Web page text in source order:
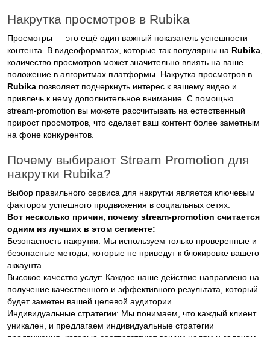
Накрутка просмотров в Rubika
Просмотры — это ещё один важный показатель успешности
контента. В видеоформатах, которые так популярны на Rubika
количество просмотров может значительно влиять на ваше
положение в алгоритмах платформы. Накрутка просмотров в
Rubika позволяет подчеркнуть интерес к вашему видео и
привлечь к нему дополнительное внимание. С помощью
stream-promotion вы можете рассчитывать на естественный
прирост просмотров, что сделает ваш контент более заметным
на фоне конкурентов.
Почему выбирают Stream Promotion для
накрутки Rubika?
Выбор правильного сервиса для накрутки является ключевым
фактором успешного продвижения в социальных сетях.
Вот несколько причин, почему stream-promotion считается
одним из лучших в этом сегменте:
Безопасность накрутки: Мы используем только проверенные и
безопасные методы, которые не приведут к блокировке вашего
аккаунта.
Высокое качество услуг: Каждое наше действие направлено на
получение качественного и эффективного результата, который
будет заметен вашей целевой аудитории.
Индивидуальные стратегии: Мы понимаем, что каждый клиент
уникален, и предлагаем индивидуальные стратегии